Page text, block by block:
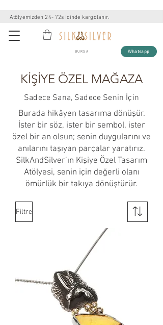
BURSA
Atölyemizden 24- 72s içinde kargolanır.
Whatsapp
KİŞİYE ÖZEL MAĞAZA
Sadece Sana, Sadece Senin İçin
Burada hikâyen tasarıma dönüşür.
İster bir söz, ister bir sembol, ister
özel bir an olsun; senin duygularını ve
anılarını taşıyan parçalar yaratırız.
SilkAndSilver’ın Kişiye Özel Tasarım
Atölyesi, senin için değerli olanı
ömürlük bir takıya dönüştürür.
Filtre